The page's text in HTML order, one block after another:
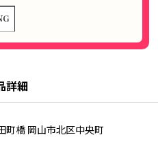
詳細
町橋 岡山市北区中央町